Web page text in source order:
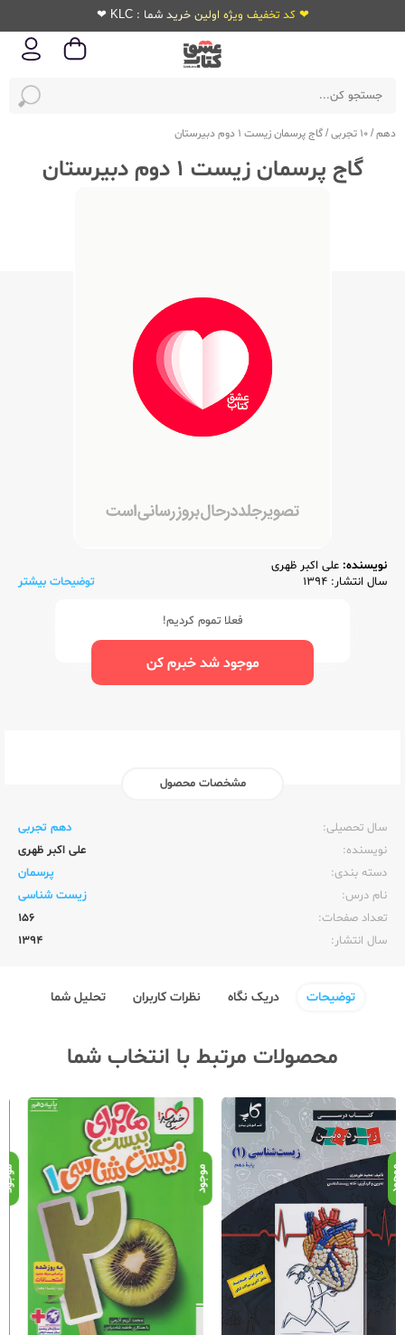
❤ کد تخفیف ویژه اولین خرید شما : KLC ❤
دهم/10 تجربی /گاج پرسمان زیست 1 دوم دبیرستان
گاج پرسمان زیست 1 دوم دبیرستان
نویسنده: علی اکبر ظهری
سال انتشار: 1394
توضیحات بیشتر
فعلا تموم کردیم!
موجود شد خبرم کن
مشخصات محصول
سال تحصیلی:‌
دهم تجربی
نویسنده:‌
علی اکبر ظهری
دسته بندی:
پرسمان
نام درس:
زیست شناسی
تعداد صفحات:‌
156
سال انتشار:‌
1394
توضیحات دریک نگاه نظرات کاربران تحلیل شما
محصولات مرتبط با انتخاب شما
موجود موجود